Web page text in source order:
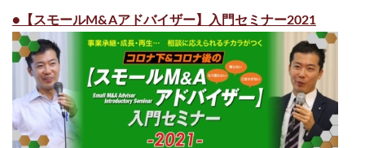
●【スモールM&Aアドバイザー】入門セミナー2021